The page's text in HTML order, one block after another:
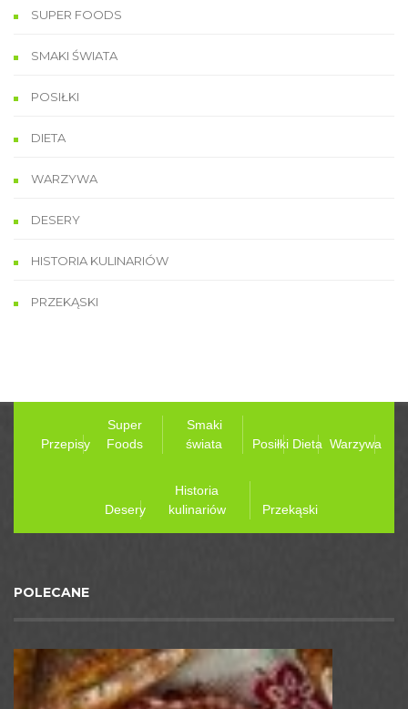
SUPER FOODS
SMAKI ŚWIATA
POSIŁKI
DIETA
WARZYWA
DESERY
HISTORIA KULINARIÓW
PRZEKĄSKI
Przepisy
Super
Foods
Smaki
świata
Posiłki Dieta Warzywa
Desery
Historia
kulinariów
Przekąski
POLECANE